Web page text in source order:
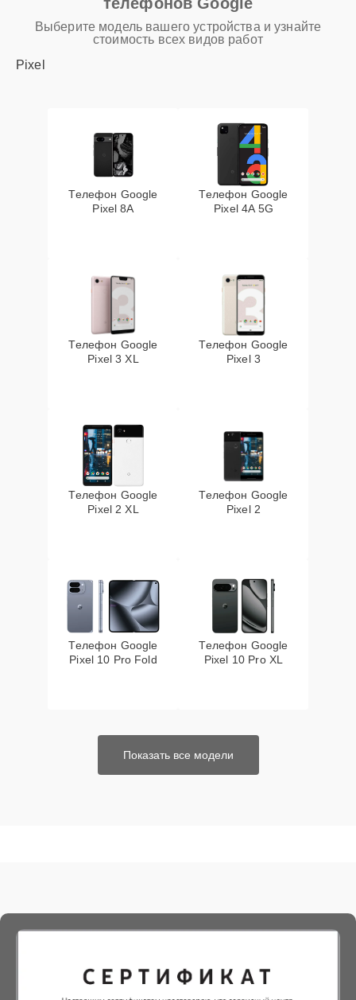
Выберите модель вашего устройства и узнайте
стоимость всех видов работ
Pixel
Телефон Google
Pixel 8A
Телефон Google
Pixel 4A 5G
Телефон Google
Pixel 3 XL
Телефон Google
Pixel 3
Телефон Google
Pixel 2 XL
Телефон Google
Pixel 2
Телефон Google
Pixel 10 Pro Fold
Телефон Google
Pixel 10 Pro XL
Показать все модели